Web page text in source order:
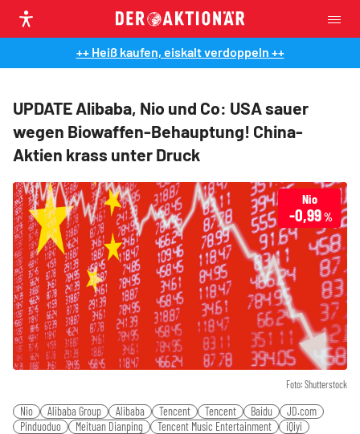
++ Heiß kaufen, eiskalt verdoppeln ++
UPDATE Alibaba, Nio und Co: USA sauer
wegen Biowaffen-Behauptung! China-
Aktien krass unter Druck
Foto: Shutterstock
Nio
-0,99%
Nio Alibaba Group Alibaba Tencent Tencent Baidu
JD.com
Pinduoduo
Meituan Dianping Tencent Music Entertainment
iQiyi